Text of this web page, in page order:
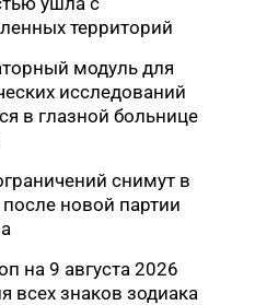
территорий
модуль для
исследований
в глазной больнице
снимут в
после новой партии
на 9 августа 2026
всех знаков зодиака